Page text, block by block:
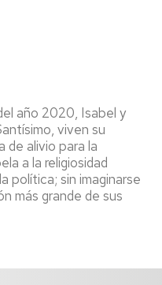
año 2020, Isabel y
viven su
de alivio para la
a la religiosidad
política; sin imaginarse
más grande de sus